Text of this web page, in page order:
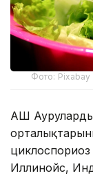
Фото: Pixabay
АҚШ
циклоспориоз
Иллинойс,